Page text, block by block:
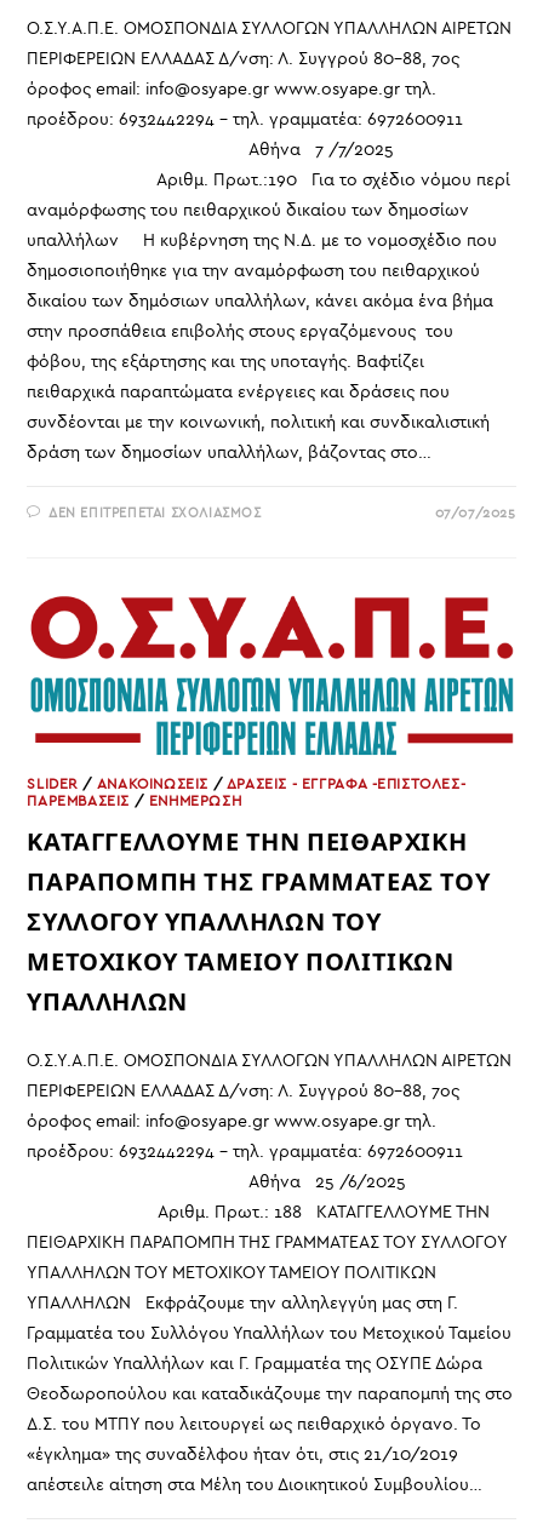
Ο.Σ.Υ.Α.Π.Ε. ΟΜΟΣΠΟΝΔΙΑ ΣΥΛΛΟΓΩΝ ΥΠΑΛΛΗΛΩΝ ΑΙΡΕΤΩΝ
ΠΕΡΙΦΕΡΕΙΩΝ ΕΛΛΑΔΑΣ Δ/νση: Λ. Συγγρού 80-88, 7ος
όροφος email: info@osyape.gr www.osyape.gr τηλ.
προέδρου: 6932442294 – τηλ. γραμματέα: 6972600911
Αθήνα 7 /7/2025
Αριθμ. Πρωτ.:190 Για το σχέδιο νόμου περί
αναμόρφωσης του πειθαρχικού δικαίου των δημοσίων
υπαλλήλων Η κυβέρνηση της Ν.Δ. με το νομοσχέδιο που
δημοσιοποιήθηκε για την αναμόρφωση του πειθαρχικού
δικαίου των δημόσιων υπαλλήλων, κάνει ακόμα ένα βήμα
στην προσπάθεια επιβολής στους εργαζόμενους του
φόβου, της εξάρτησης και της υποταγής. Βαφτίζει
πειθαρχικά παραπτώματα ενέργειες και δράσεις που
συνδέονται με την κοινωνική, πολιτική και συνδικαλιστική
δράση των δημοσίων υπαλλήλων, βάζοντας στο…
ΔΕΝ ΕΠΙΤΡΈΠΕΤΑΙ ΣΧΟΛΙΑΣΜΌΣΣΤΟ
ΑΝΑΜΌΡΦΩΣΗΣ
ΤΟΥ
ΠΕΙΘΑΡΧΙΚΟΎ
ΔΙΚΑΊΟΥ
ΔΗΜΟΣΊΩΝ
ΥΠΑΛΛΉΛΩΝ
07/07/2025
SLIDER / ΑΝΑΚΟΙΝΩΣΕΙΣ / ΔΡΑΣΕΙΣ - ΕΓΓΡΑΦΑ -ΕΠΙΣΤΟΛΕΣ-
ΠΑΡΕΜΒΑΣΕΙΣ / ΕΝΗΜΕΡΩΣΗ
ΚΑΤΑΓΓΕΛΛΟΥΜΕ ΤΗΝ ΠΕΙΘΑΡΧΙΚΗ
ΠΑΡΑΠΟΜΠΗ ΤΗΣ ΓΡΑΜΜΑΤΕΑΣ ΤΟΥ
ΣΥΛΛΟΓΟΥ ΥΠΑΛΛΗΛΩΝ ΤΟΥ
ΜΕΤΟΧΙΚΟΥ ΤΑΜΕΙΟΥ ΠΟΛΙΤΙΚΩΝ
ΥΠΑΛΛΗΛΩΝ
Ο.Σ.Υ.Α.Π.Ε. ΟΜΟΣΠΟΝΔΙΑ ΣΥΛΛΟΓΩΝ ΥΠΑΛΛΗΛΩΝ ΑΙΡΕΤΩΝ
ΠΕΡΙΦΕΡΕΙΩΝ ΕΛΛΑΔΑΣ Δ/νση: Λ. Συγγρού 80-88, 7ος
όροφος email: info@osyape.gr www.osyape.gr τηλ.
προέδρου: 6932442294 – τηλ. γραμματέα: 6972600911
Αθήνα 25 /6/2025
Αριθμ. Πρωτ.: 188 ΚΑΤΑΓΓΕΛΛΟΥΜΕ ΤΗΝ
ΠΕΙΘΑΡΧΙΚΗ ΠΑΡΑΠΟΜΠΗ ΤΗΣ ΓΡΑΜΜΑΤΕΑΣ ΤΟΥ ΣΥΛΛΟΓΟΥ
ΥΠΑΛΛΗΛΩΝ ΤΟΥ ΜΕΤΟΧΙΚΟΥ ΤΑΜΕΙΟΥ ΠΟΛΙΤΙΚΩΝ
ΥΠΑΛΛΗΛΩΝ Eκφράζουμε την αλληλεγγύη μας στη Γ.
Γραμματέα του Συλλόγου Υπαλλήλων του Μετοχικού Ταμείου
Πολιτικών Υπαλλήλων και Γ. Γραμματέα της ΟΣΥΠΕ Δώρα
Θεοδωροπούλου και καταδικάζουμε την παραπομπή της στο
Δ.Σ. του ΜΤΠΥ που λειτουργεί ως πειθαρχικό όργανο. Το
«έγκλημα» της συναδέλφου ήταν ότι, στις 21/10/2019
απέστειλε αίτηση στα Μέλη του Διοικητικού Συμβουλίου…